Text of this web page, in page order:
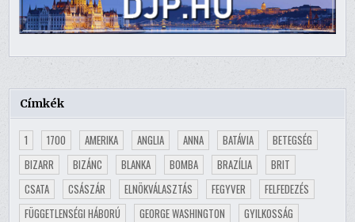
Címkék
1 1700 AMERIKA ANGLIA ANNA BATÁVIA
BETEGSÉG
BIZARR
BIZÁNC BLANKA BOMBA BRAZÍLIA
BRIT
CSATA
CSÁSZÁR ELNÖKVÁLASZTÁS FEGYVER
FELFEDEZÉS
FÜGGETLENSÉGI HÁBORÚ
GEORGE WASHINGTON
GYILKOSSÁG